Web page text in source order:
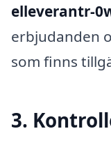
elleverantr-
erbjudanden
som finns
3.